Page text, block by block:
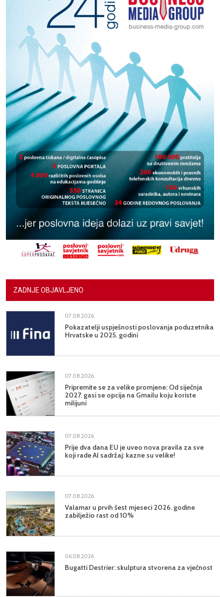
ZADNJE OBJAVLJENO
07.08.2026.
Pokazatelji uspješnosti poslovanja poduzetnika
Hrvatske u 2025. godini
07.08.2026.
Pripremite se za velike promjene: Od siječnja
2027. gasi se opcija na Gmailu koju koriste
milijuni
07.08.2026.
Prije dva dana EU je uveo nova pravila za sve
koji rade AI sadržaj: kazne su velike!
07.08.2026.
Valamar u prvih šest mjeseci 2026. godine
zabilježio rast od 10%
06.08.2026.
Bugatti Destrier: skulptura stvorena za vječnost